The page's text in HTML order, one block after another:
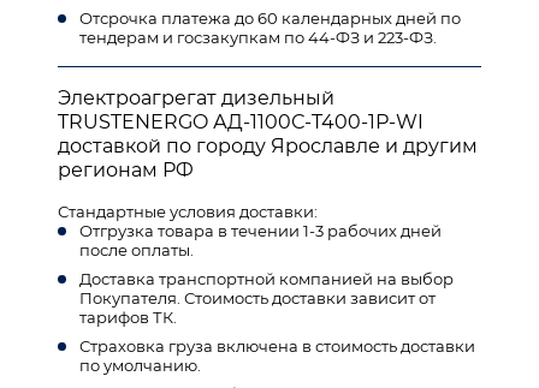
Отсрочка платежа до 60 календарных дней по
тендерам и госзакупкам по 44-ФЗ и 223-ФЗ.
Электроагрегат дизельный
TRUSTENERGO АД-1100С-T400-1Р-WI
доставкой по городу Ярославле и другим
регионам РФ
Стандартные условия доставки:
Отгрузка товара в течении 1-3 рабочих дней
после оплаты.
Доставка транспортной компанией на выбор
Покупателя. Стоимость доставки зависит от
тарифов ТК.
Страховка груза включена в стоимость доставки
по умолчанию.